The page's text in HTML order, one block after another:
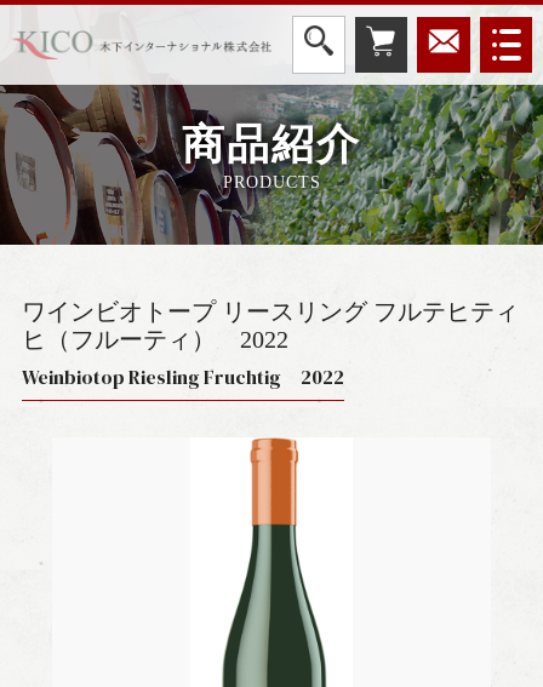
商品紹介
PRODUCTS
ワインビオトープ リースリング フルテヒティ
ヒ（フルーティ）
2022
Weinbiotop Riesling Fruchtig 2022